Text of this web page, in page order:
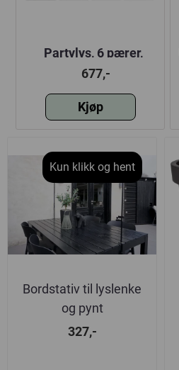
Partylys, 6 pærer,
strøm, 2 ass
677,-
Kjøp
Kun klikk og hent
Bordstativ til lyslenke
og pynt
327,-